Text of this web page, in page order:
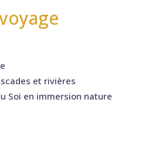
et rivières
Soi en immersion nature